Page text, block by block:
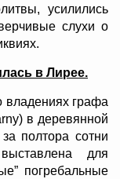
усилились
слухи о
в Лирее.
владениях графа
в деревянной
полтора сотни
для
погребальные